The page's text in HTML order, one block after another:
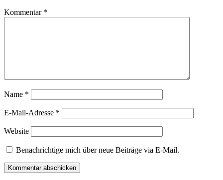
Kommentar *
Name *
E-Mail-Adresse *
Website
Benachrichtige mich über neue Beiträge via E-Mail.